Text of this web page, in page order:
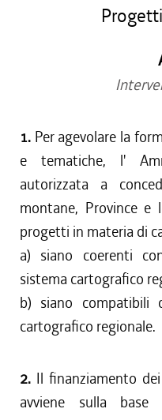
1. Per agevolare la
e tematiche, l'
autorizzata a
montane, Province e
progetti in materia di
a) siano coerenti
sistema cartografico
b) siano compatibili
cartografico regionale.
2. Il finanziamento
avviene sulla